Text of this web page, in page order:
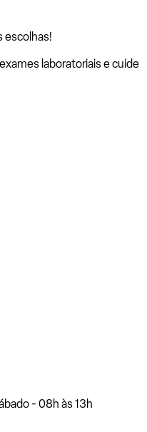
escolhas!
laboratoriais e cuide
- 08h às 13h